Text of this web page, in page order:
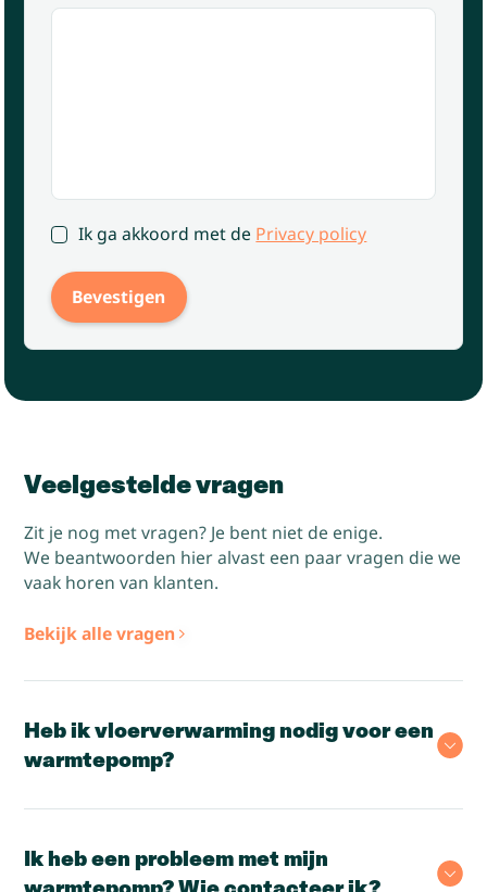
Ik ga akkoord met de Privacy policy
Veelgestelde vragen
Zit je nog met vragen? Je bent niet de enige.
We beantwoorden hier alvast een paar vragen die we
vaak horen van klanten.
Bekijk alle vragen
Heb ik vloerverwarming nodig voor een
warmtepomp?
Ik heb een probleem met mijn